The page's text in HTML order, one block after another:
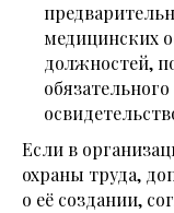
медицинских
должностей,
Если в
охраны труда,
о её создании,